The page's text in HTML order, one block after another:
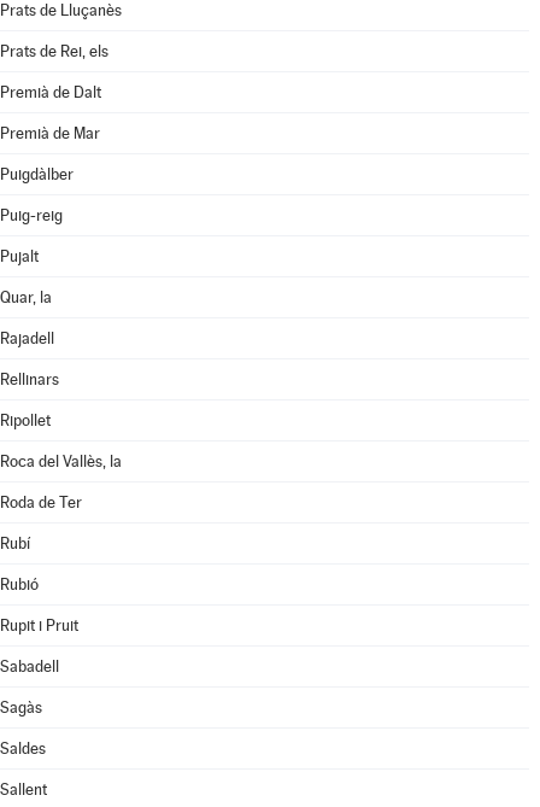
Prats de Lluçanès
Prats de Rei, els
Premià de Dalt
Premià de Mar
Puigdàlber
Puig-reig
Pujalt
Quar, la
Rajadell
Rellinars
Ripollet
Roca del Vallès, la
Roda de Ter
Rubí
Rubió
Rupit i Pruit
Sabadell
Sagàs
Saldes
Sallent